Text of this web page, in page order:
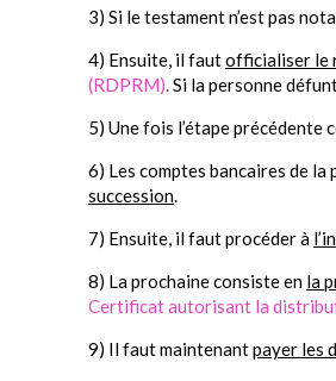
3) Si le testament n’est pas
4) Ensuite, il fautofficialiser le
(RDPRM).Si la personne
5) Une fois l’étape précédente
6) Les comptes bancaires de
succession.
7) Ensuite, il faut procéder à
8) La prochaine consiste en la
Certificat autorisant la
9) Il faut maintenantpayer les